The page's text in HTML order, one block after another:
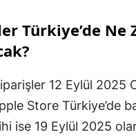
Türkiye’de Ne
12 Eylül 2025
Store Türkiye’de
ise 19 Eylül 2025